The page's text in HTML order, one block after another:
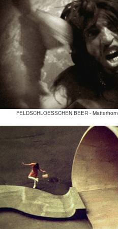
FELDSCHLOESSCHEN BEER - Matterhorn